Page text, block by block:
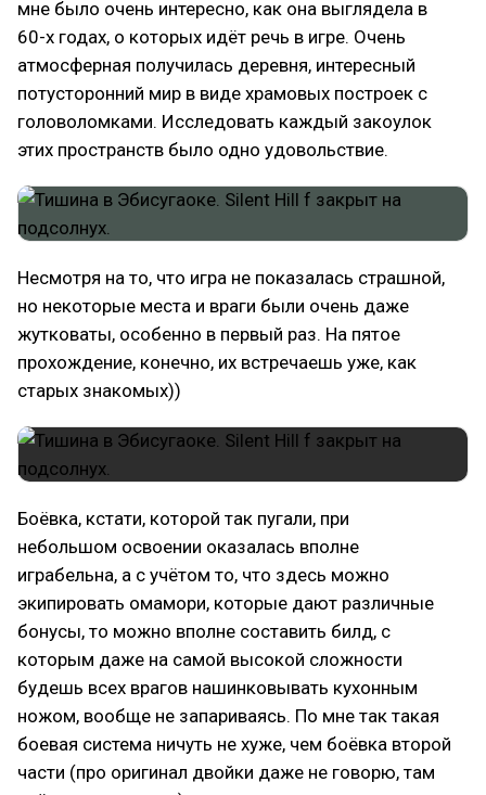
мне было очень интересно, как она выглядела в
60-х годах, о которых идёт речь в игре. Очень
атмосферная получилась деревня, интересный
потусторонний мир в виде храмовых построек с
головоломками. Исследовать каждый закоулок
этих пространств было одно удовольствие.
Несмотря на то, что игра не показалась страшной,
но некоторые места и враги были очень даже
жутковаты, особенно в первый раз. На пятое
прохождение, конечно, их встречаешь уже, как
старых знакомых))
Боёвка, кстати, которой так пугали, при
небольшом освоении оказалась вполне
играбельна, а с учётом то, что здесь можно
экипировать омамори, которые дают различные
бонусы, то можно вполне составить билд, с
которым даже на самой высокой сложности
будешь всех врагов нашинковывать кухонным
ножом, вообще не запариваясь. По мне так такая
боевая система ничуть не хуже, чем боёвка второй
части (про оригинал двойки даже не говорю, там